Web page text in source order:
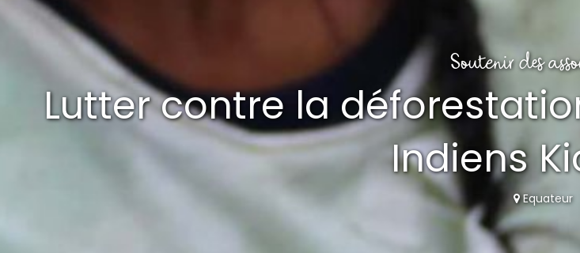
Soutenir des
Lutter contre la
Indiens
Equateur